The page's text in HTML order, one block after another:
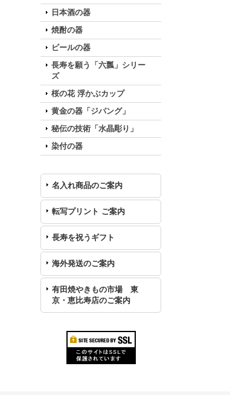
日本酒の器
焼酎の器
ビールの器
長寿を願う「六瓢」シリー
ズ
桜の花 浮かぶカップ
黄金の器「ジパング」
秘伝の技術「水晶彫り」
染付の器
名入れ商品のご案内
転写プリント ご案内
長寿を祝うギフト
海外発送のご案内
有田焼やきもの市場 東
京・恵比寿店のご案内